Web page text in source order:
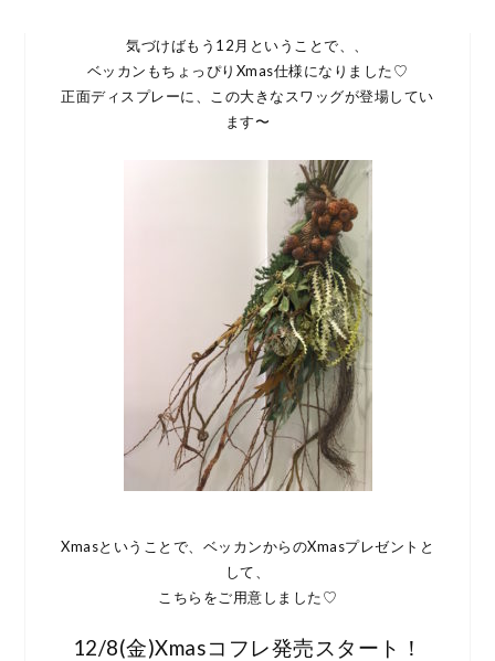
気づけばもう12月ということで、、
ベッカンもちょっぴりXmas仕様になりました♡
正面ディスプレーに、この大きなスワッグが登場してい
ます〜
Xmasということで、ベッカンからのXmasプレゼントと
して、
こちらをご用意しました♡
12/8(金)Xmasコフレ発売スタート！